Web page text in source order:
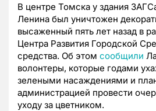
В центре Томска у здания
Ленина был уничтожен
высаженный пять лет назад в
Центра Развития Городской
средства. Об этом сообщили
волонтеры, которые годами
зелеными насаждениями и
администрацией провести
уходу за цветником.